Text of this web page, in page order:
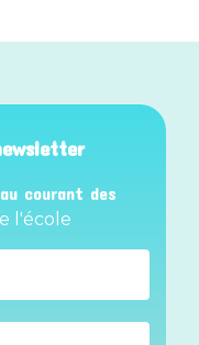
courant des
l'école